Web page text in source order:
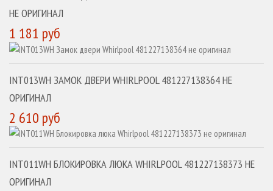
НЕ ОРИГИНАЛ
1 181 руб
INT013WH ЗАМОК ДВЕРИ WHIRLPOOL 481227138364 НЕ
ОРИГИНАЛ
2 610 руб
INT011WH БЛОКИРОВКА ЛЮКА WHIRLPOOL 481227138373 НЕ
ОРИГИНАЛ